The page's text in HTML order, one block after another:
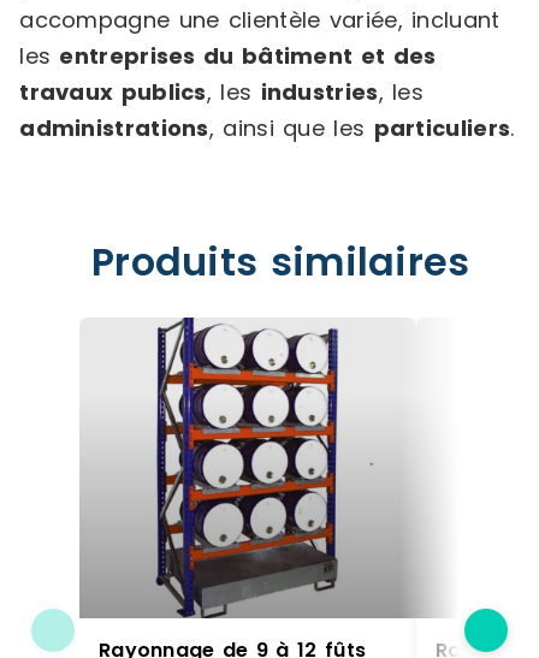
accompagne une clientèle variée, incluant
les entreprises du bâtiment et des
travaux publics, les industries, les
administrations, ainsi que les particuliers.
Produits similaires
Rayonnage de 9 à 12 fûts